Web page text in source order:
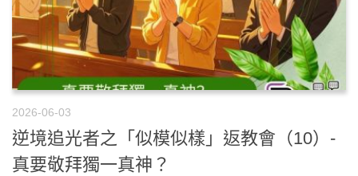
2026-06-03
逆境追光者之「似模似樣」返教會（10）-
真要敬拜獨一真神？